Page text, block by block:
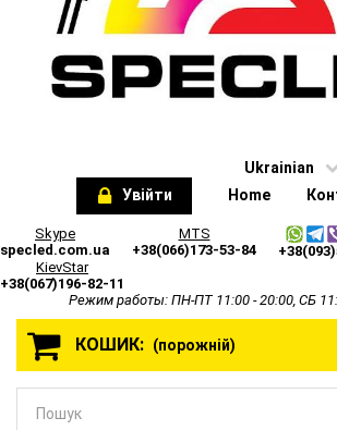
Ukrainian
Home
Увійти
Skype
specled.com.ua
MTS
+38(066)173-53-84
KievStar
+38(067)196-82-11
Режим работы: ПН-ПТ 11:00 - 20:00, СБ
КОШИК: (порожній)